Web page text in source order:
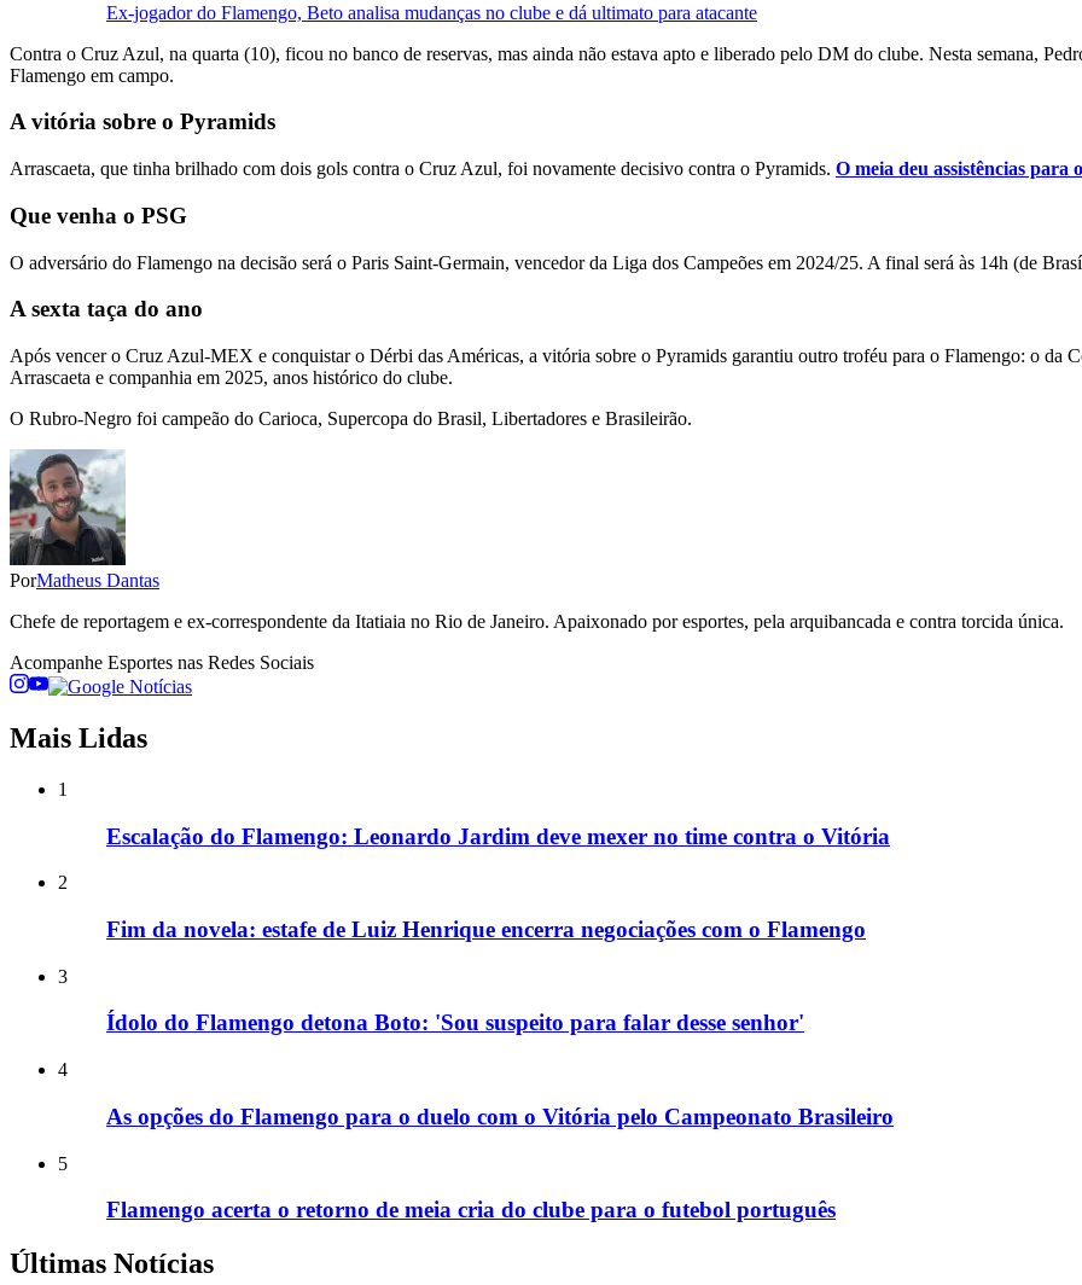
Ex-jogador do Flamengo, Beto analisa mudanças no clube e dá ultimato para atacante
Contra o Cruz Azul, na quarta (10), ficou no banco de reservas, mas ainda não estava apto e liberado pelo DM do clube. Nesta semana,
Flamengo em campo.
A vitória sobre o Pyramids
Arrascaeta, que tinha brilhado com dois gols contra o Cruz Azul, foi novamente decisivo contra o Pyramids. O meia deu assistências para
Que venha o PSG
O adversário do Flamengo na decisão será o Paris Saint-Germain, vencedor da Liga dos Campeões em 2024/25. A final será às 14h (de
A sexta taça do ano
Após vencer o Cruz Azul-MEX e conquistar o Dérbi das Américas, a vitória sobre o Pyramids garantiu outro troféu para o Flamengo: o da
Arrascaeta e companhia em 2025, anos histórico do clube.
O Rubro-Negro foi campeão do Carioca, Supercopa do Brasil, Libertadores e Brasileirão.
PorMatheus Dantas
Chefe de reportagem e ex-correspondente da Itatiaia no Rio de Janeiro. Apaixonado por esportes, pela arquibancada e contra torcida única.
Acompanhe Esportes nas Redes Sociais
Mais Lidas
1
Escalação do Flamengo: Leonardo Jardim deve mexer no time contra o Vitória
2
Fim da novela: estafe de Luiz Henrique encerra negociações com o Flamengo
3
Ídolo do Flamengo detona Boto: 'Sou suspeito para falar desse senhor'
4
As opções do Flamengo para o duelo com o Vitória pelo Campeonato Brasileiro
5
Flamengo acerta o retorno de meia cria do clube para o futebol português
Últimas Notícias